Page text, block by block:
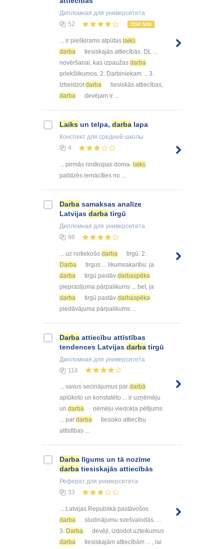
Дипломная для университета
52
TOP 500
... ir piešķirams atpūtas laiks
darba
tiesiskajās attiecībās. DL ...
novēršanai, kas izpaužas darba
priekšlikumos. 2. Darbiniekam ... 3.
Izbeidzotdarba
tiesiskās attiecības,
darba
devējam ir ...
Laiks un telpa, darba lapa
Конспект для средней школы
4
... pirmās rindkopas doma- laiks
palīdzēs iemācīties no ...
Darba samaksas analīze
Latvijas darba tirgū
Дипломная для университета
86
... uz notiekošo darba
tirgū. 2.
Darba
tirgus ... likumsakarību: ja
darba
tirgū pastāv darbaspēka
pieprasījuma pārpalikums ... bet, ja
darba
tirgū pastāv darbaspēka
piedāvājuma pārpalikums ...
Darba attiecību attīstības
tendences Latvijas darba tirgū
Дипломная для университета
116
... savus secinājumus par darbā
aplūkoto un konstatēto ... ir uzņēmēju
un darba
ņēmēju viedokļa pētījums
... par darba
tiesisko attiecību
attīstības ...
Darba līgums un tā nozīme
darba tiesiskajās attiecībās
Реферат для университета
33
... Latvijas Republikā pastāvošos
darba
sludinājumu svešvalodās. ...
3. Darba
devēji, izdodot uzteikumus
darba
tiesiskajām attiecībām ... , lai